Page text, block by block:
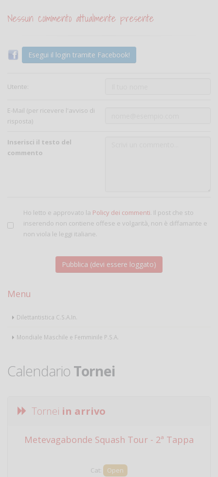
Nessun commento attualmente presente
Esegui il login tramite Facebook!
Utente:
E-Mail (per ricevere l'avviso di
risposta)
Inserisci il testo del
commento
Ho letto e approvato la Policy dei commenti. Il post che sto
inserendo non contiene offese e volgarità, non è diffamante e
non viola le leggi italiane.
Menu
Dilettantistica C.S.A.In.
Mondiale Maschile e Femminile P.S.A.
Calendario Tornei
Tornei in arrivo
Metevagabonde Squash Tour - 2ª Tappa
Cat:
Open